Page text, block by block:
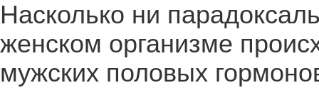
Насколько ни
женском организме
мужских половых